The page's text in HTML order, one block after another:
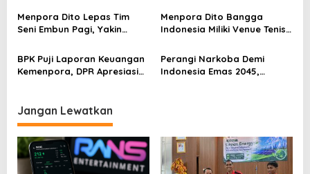
s
Program Pemuda dan
Olahraga
Kolaborasi
Menpora Dito Lepas Tim
Seni Embun Pagi, Yakin
Global
Menpora Dito Bangga
Indonesia Miliki Venue Tenis
BPK Puji Laporan Keuangan
Kemenpora, DPR Apresiasi
Perangi Narkoba Demi
Indonesia Emas 2045,
Jangan Lewatkan